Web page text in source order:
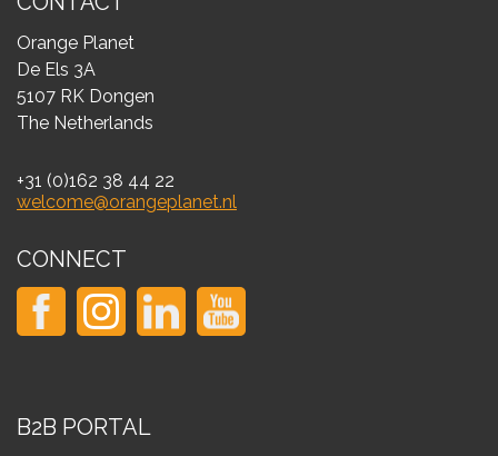
Orange Planet
De Els 3A
5107 RK Dongen
The Netherlands
+31 (0)162 38 44 22
welcome@orangeplanet.nl
CONNECT
B2B PORTAL